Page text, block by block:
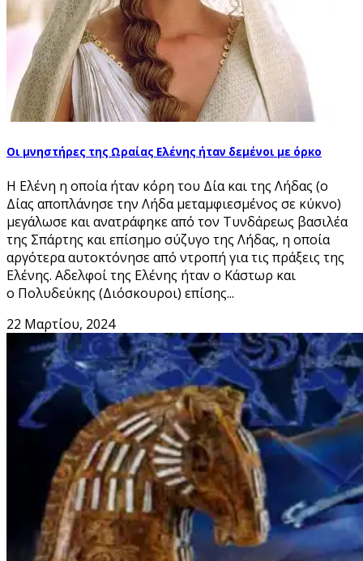
Οι μνηστήρες της Ωραίας Ελένης ήταν δεμένοι με όρκο
Η Ελένη η οποία ήταν κόρη του Δία και της Λήδας (ο
Δίας αποπλάνησε την Λήδα μεταμφιεσμένος σε κύκνο)
μεγάλωσε και ανατράφηκε από τον Τυνδάρεως βασιλέα
της Σπάρτης και επίσημο σύζυγο της Λήδας, η οποία
αργότερα αυτοκτόνησε από ντροπή για τις πράξεις της
Ελένης. Αδελφοί της Ελένης ήταν ο Κάστωρ και
ο Πολυδεύκης (Διόσκουροι) επίσης...
22 Μαρτίου, 2024